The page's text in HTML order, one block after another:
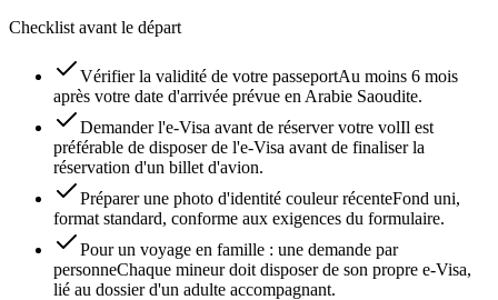
Checklist avant le départ
Vérifier la validité de votre passeportAu moins 6 mois
après votre date d'arrivée prévue en Arabie Saoudite.
Demander l'e-Visa avant de réserver votre volIl est
préférable de disposer de l'e-Visa avant de finaliser la
réservation d'un billet d'avion.
Préparer une photo d'identité couleur récenteFond uni,
format standard, conforme aux exigences du formulaire.
Pour un voyage en famille : une demande par
personneChaque mineur doit disposer de son propre e-Visa,
lié au dossier d'un adulte accompagnant.